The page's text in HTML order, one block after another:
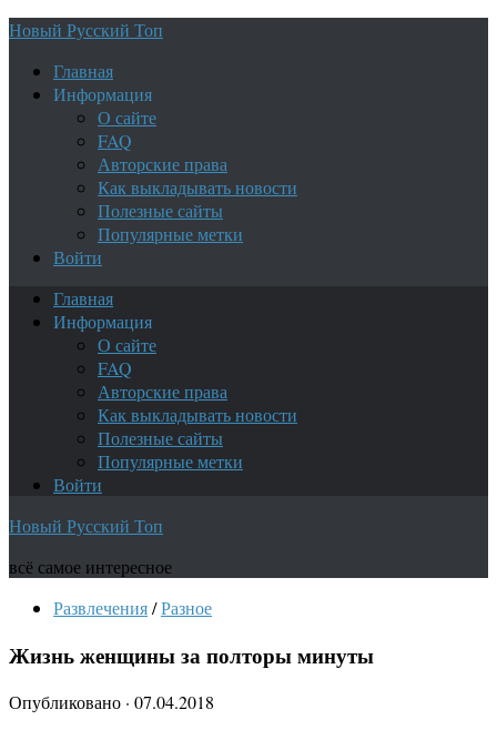
Новый Русский Топ
Главная
Информация
О сайте
FAQ
Авторские права
Как выкладывать новости
Полезные сайты
Популярные метки
Войти
Главная
Информация
О сайте
FAQ
Авторские права
Как выкладывать новости
Полезные сайты
Популярные метки
Войти
Новый Русский Топ
всё самое интересное
Развлечения/Разное
Жизнь женщины за полторы минуты
Опубликовано · 07.04.2018